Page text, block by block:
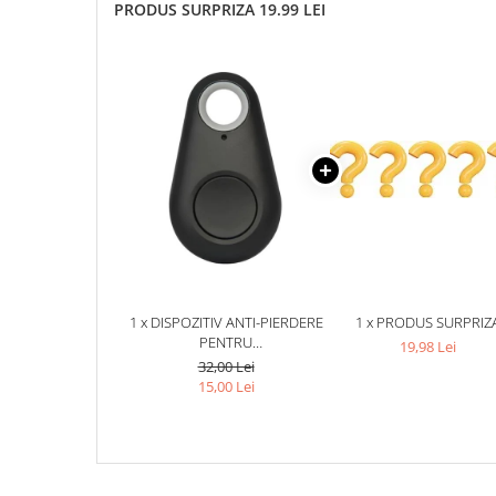
PRODUS SURPRIZA 19.99 LEI
1 x DISPOZITIV ANTI-PIERDERE
PENTRU
TELEFON,CONECTARE
BLUETOOTH,ANDROID SI IOS -
32,00 Lei
15,00 Lei
1 x PRODUS
19,98 Lei